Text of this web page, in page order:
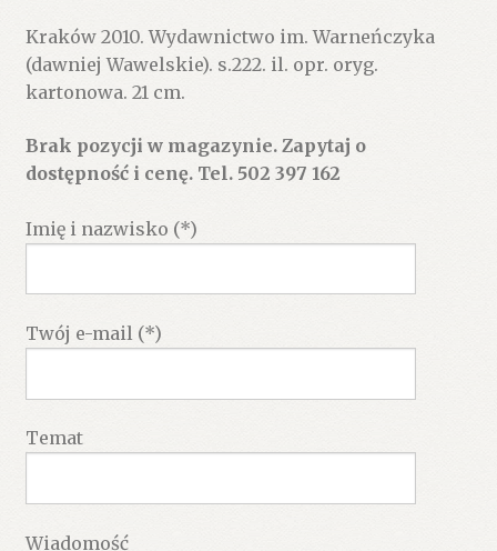
Kraków 2010. Wydawnictwo im. Warneńczyka
(dawniej Wawelskie). s.222. il. opr. oryg.
kartonowa. 21 cm.
Brak pozycji w magazynie. Zapytaj o
dostępność i cenę. Tel. 502 397 162
Imię i nazwisko (*)
Twój e-mail (*)
Temat
Wiadomość